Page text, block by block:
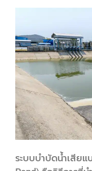
ระบบบำบัดน้ำเสีย